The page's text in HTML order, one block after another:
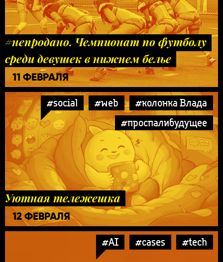
#непродано. Чемпионат по футболу
среди девушек в нижнем белье
11 ФЕВРАЛЯ
#social #web
#колонка Влада
#проспалибудущее
Уютная тележешка
12 ФЕВРАЛЯ
#AI #cases #tech